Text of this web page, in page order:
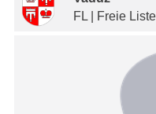
FL | Freie Liste